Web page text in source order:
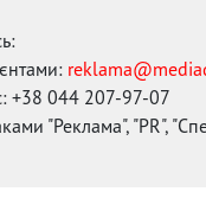
+38 044 207-97-07
"Реклама", "PR",